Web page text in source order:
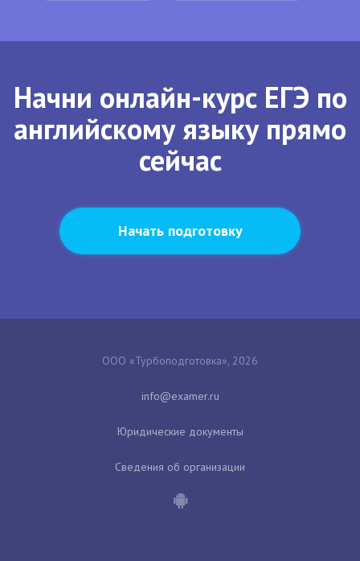
Начни онлайн-курс ЕГЭ по
английскому языку прямо
сейчас
Начать подготовку
ООО «Турбоподготовка», 2026
Юридические документы
Сведения об организации